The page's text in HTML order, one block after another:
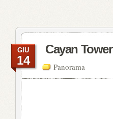
Cayan Tower
Panorama
GIU
14